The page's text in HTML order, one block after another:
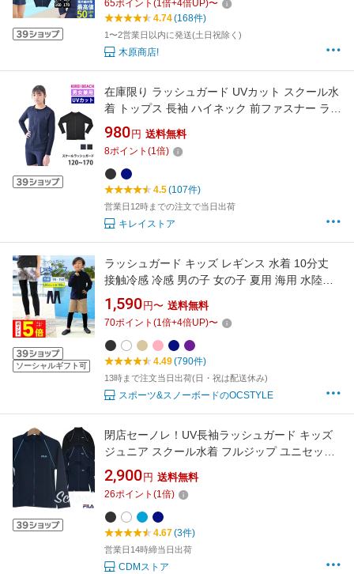
クール用水着 幼児 男子 女子 小学校 855479
65ポイント (1倍+4倍UP)〜
4.74(168件)
1〜2営業日以内に発送(土日祝除く)
木原商店!
在庫限り ラッシュガード UVカット スクール水
着 トップス 長袖 ハイネック 前ファスナー ラッ
シュジャケット 体型カバー キッズ 子ども 小学
校 中学生 水泳 上着 ユニセックス スイミング
アウター 男女兼用 120 130 140 150 160 170
CGRG100 メール便 送料無料
980 円 送料無料
8ポイント (1倍)
4.5(107件)
営業日12時までの注文で当日出荷
キレイストア
ソーシャルギフト可
ラッシュガード キッズ レギンス 水着 10分丈
接触冷感 冷感 男の子 女の子 夏用 海用 水陸両
用 スポーツ UVカット 110 120 130 140 150 ス
パッツ 選べるサーフパンツセット 無地 黒 紺 小
学生 ジュニア プール レディース や メンズ も
展開 KICKS KJR-250《KDSR》 《☆》
1,590 円〜 送料無料
70ポイント (1倍+4倍UP)〜
4.49(790件)
13時まで注文当日出荷(日・祝は配送休み)
スポーツ&スノーボードのOCSTYLE
閉店セーノレ！UV長袖ラッシュガード キッズ
ジュニア スクール水着 フルジップ ユニセック
ス FILA
2,900 円 送料無料
26ポイント (1倍)
4.67(3件)
営業日14時締当日出荷
CDMストア